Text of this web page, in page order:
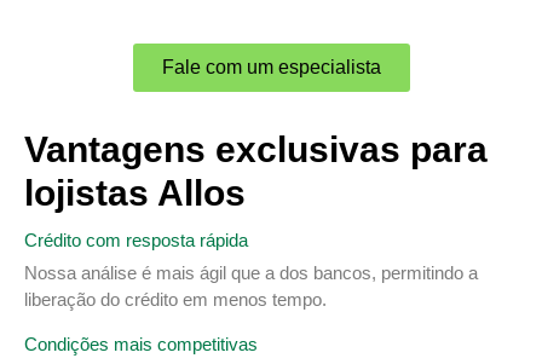
Fale com um especialista
Vantagens exclusivas para
lojistas Allos
Crédito com resposta rápida
Nossa análise é mais ágil que a dos bancos, permitindo a
liberação do crédito em menos tempo.
Condições mais competitivas